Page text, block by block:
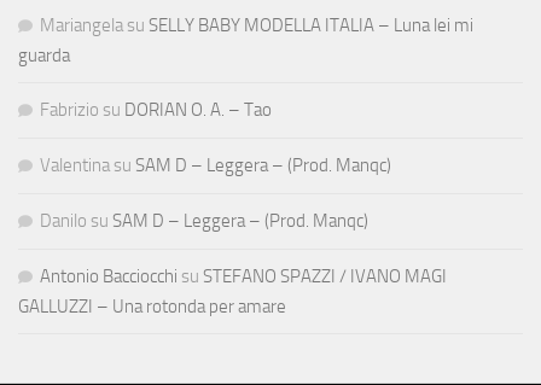
Mariangela su SELLY BABY MODELLA ITALIA – Luna lei mi
guarda
Fabrizio su DORIAN O. A. – Tao
Valentina su SAM D – Leggera – (Prod. Manqc)
Danilo su SAM D – Leggera – (Prod. Manqc)
Antonio Bacciocchi su STEFANO SPAZZI / IVANO MAGI
GALLUZZI – Una rotonda per amare